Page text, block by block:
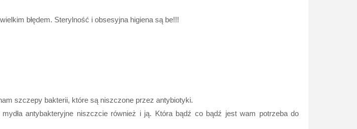
błędem. Sterylność i obsesyjna higiena są be!!!
szczepy bakterii, które są niszczone przez antybiotyki.
antybakteryjne niszczcie również i ją. Która bądź co bądź jest wam potrzeba do